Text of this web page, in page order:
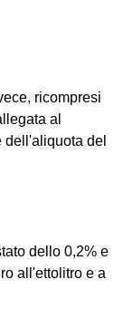
ricompresi
al
dell'aliquota del
dello 0,2% e
all'ettolitro e a